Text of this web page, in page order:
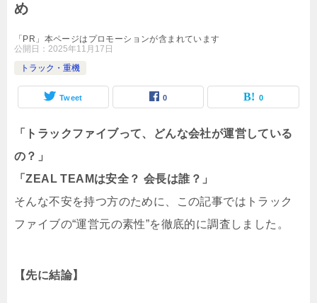
め
「PR」本ページはプロモーションが含まれています
公開日： 2025年11月17日
トラック・重機
Tweet 0 0
「トラックファイブって、どんな会社が運営している
の？」
「ZEAL TEAMは安全？ 会長は誰？」
そんな不安を持つ方のために、この記事ではトラック
ファイブの“運営元の素性”を徹底的に調査しました。
【先に結論】